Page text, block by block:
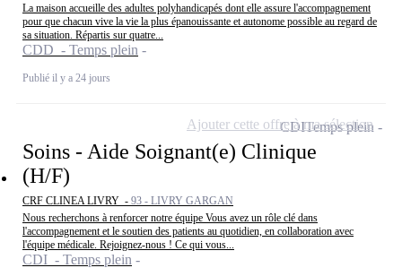
La maison accueille des adultes polyhandicapés dont elle assure l'accompagnement
pour que chacun vive la vie la plus épanouissante et autonome possible au regard de
sa situation. Répartis sur quatre...
CDD - Temps plein
Publié il y a 24 jours
Soins - Aide Soignant(e) Clinique
(H/F)
CRF CLINEA LIVRY - 93 - LIVRY GARGAN
Nous recherchons à renforcer notre équipe Vous avez un rôle clé dans
l'accompagnement et le soutien des patients au quotidien, en collaboration avec
l'équipe médicale. Rejoignez-nous ! Ce qui vous...
CDI - Temps plein
CDITemps plein
Ajouter cette offre à ma sélection